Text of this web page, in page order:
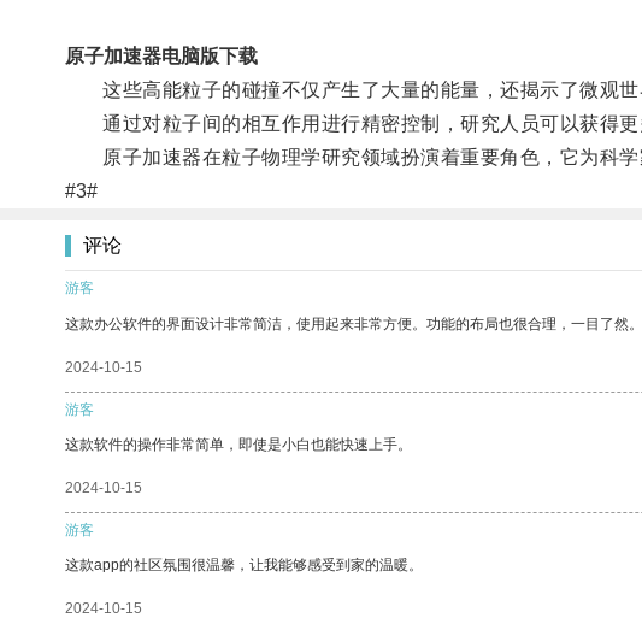
原子加速器电脑版下载
这些高能粒子的碰撞不仅产生了大量的能量，还揭示了微观世
通过对粒子间的相互作用进行精密控制，研究人员可以获得更
原子加速器在粒子物理学研究领域扮演着重要角色，它为科学
#3#
评论
游客
这款办公软件的界面设计非常简洁，使用起来非常方便。功能的布局也很合理，一目了然。
2024-10-15
游客
这款软件的操作非常简单，即使是小白也能快速上手。
2024-10-15
游客
这款app的社区氛围很温馨，让我能够感受到家的温暖。
2024-10-15